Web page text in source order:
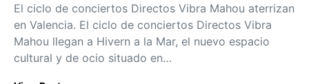
El ciclo de conciertos Directos Vibra Mahou aterrizan
en Valencia. El ciclo de conciertos Directos Vibra
Mahou llegan a Hivern a la Mar, el nuevo espacio
cultural y de ocio situado en…